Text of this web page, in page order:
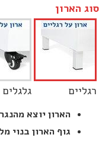
סוג הארון
רגליים גלגלים
הארון יוצא
גוף הארון בנוי